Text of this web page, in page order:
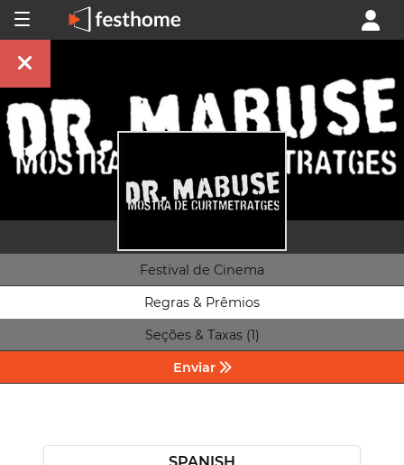
Festival de Cinema
Regras & Prêmios
Seções & Taxas (1)
Enviar